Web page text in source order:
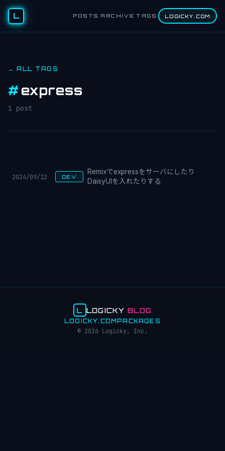
L POSTS ARCHIVE TAGS LOGICKY.COM
← ALL TAGS
# express
1 post
2024/09/12 DEV
Remixでexpressをサーバにしたり
DaisyUIを入れたりする
L LOGICKYBLOG
LOGICKY.COM PACKAGES
© 2026 Logicky, Inc.